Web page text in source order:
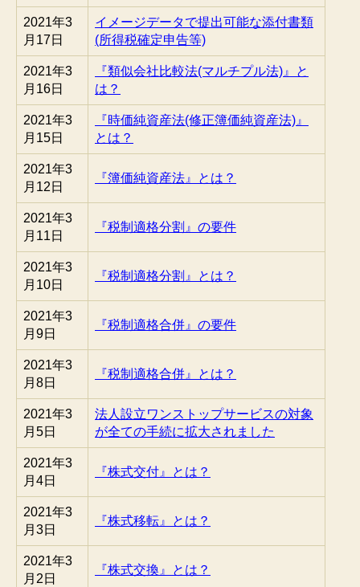
2021年3
月17日
イメージデータで提出可能な添付書類
(所得税確定申告等)
2021年3
月16日
『類似会社比較法(マルチプル法)』と
は？
2021年3
月15日
『時価純資産法(修正簿価純資産法)』
とは？
2021年3
月12日
『簿価純資産法』とは？
2021年3
月11日
『税制適格分割』の要件
2021年3
月10日
『税制適格分割』とは？
2021年3
月9日
『税制適格合併』の要件
2021年3
月8日
『税制適格合併』とは？
2021年3
月5日
法人設立ワンストップサービスの対象
が全ての手続に拡大されました
2021年3
月4日
『株式交付』とは？
2021年3
月3日
『株式移転』とは？
2021年3
月2日
『株式交換』とは？